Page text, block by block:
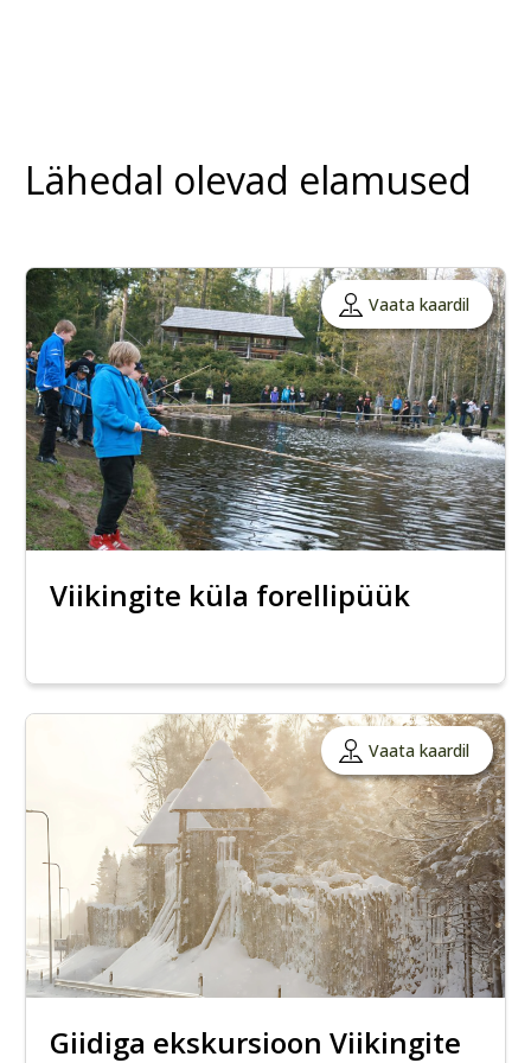
Lähedal olevad elamused
Vaata kaardil
Viikingite küla forellipüük
Vaata kaardil
Giidiga ekskursioon Viikingite